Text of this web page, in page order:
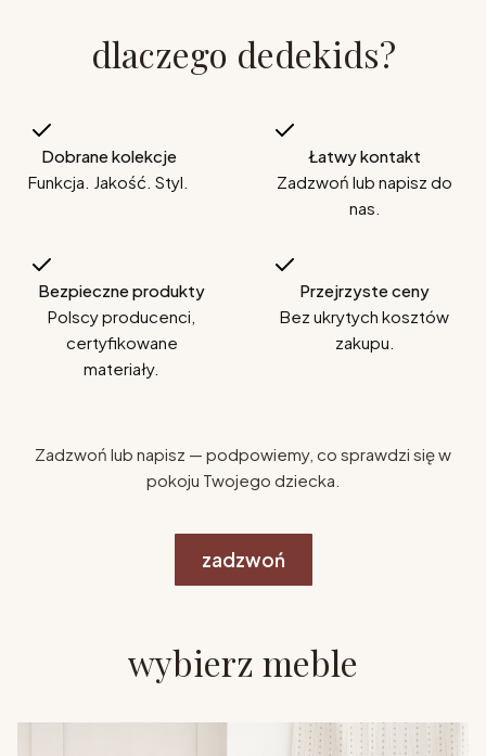
dlaczego dedekids?
Dobrane kolekcje
Funkcja. Jakość. Styl.
Łatwy kontakt
Zadzwoń lub napisz do
nas.
Bezpieczne produkty
Polscy producenci,
certyfikowane
materiały.
Przejrzyste ceny
Bez ukrytych kosztów
zakupu.
Zadzwoń lub napisz — podpowiemy, co sprawdzi się w
pokoju Twojego dziecka.
zadzwoń
wybierz meble